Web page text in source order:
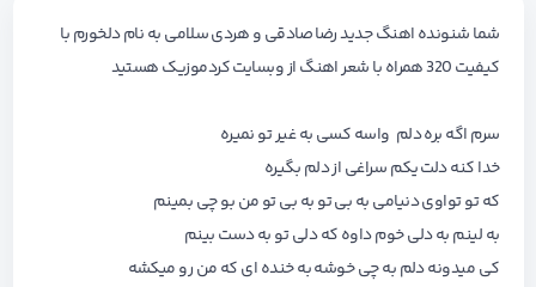
شما شنونده اهنگ جدید رضا صادقی و هردی سلامی به نام دلخورم با
کیفیت 320 همراه با شعر اهنگ از وبسایت کردموزیک هستید
سرم اگه بره دلم واسه کسی به غیر تو نمیره
خدا کنه دلت یکم سراغی از دلم بگیره
که تو تواوی دنیامی به بی تو به بی تو من بو چی بمینم
به لینم به دلی خوم داوه که دلی تو به دست بینم
کی میدونه دلم به چی خوشه به خنده ای که من رو میکشه